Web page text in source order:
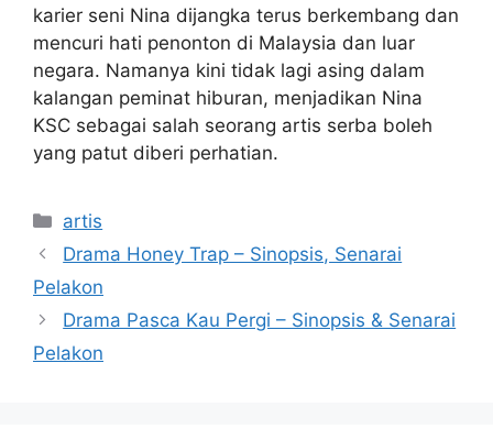
karier seni Nina dijangka terus berkembang dan
mencuri hati penonton di Malaysia dan luar
negara. Namanya kini tidak lagi asing dalam
kalangan peminat hiburan, menjadikan Nina
KSC sebagai salah seorang artis serba boleh
yang patut diberi perhatian.
Categories
artis
Drama Honey Trap – Sinopsis, Senarai
Pelakon
Drama Pasca Kau Pergi – Sinopsis & Senarai
Pelakon